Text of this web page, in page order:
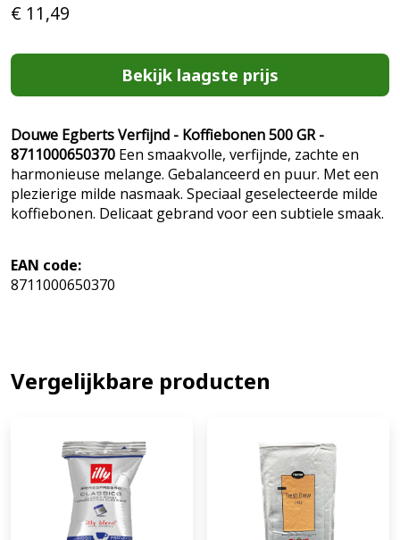
€ 11,49
Bekijk laagste prijs
Douwe Egberts Verfijnd - Koffiebonen 500 GR -
8711000650370 Een smaakvolle, verfijnde, zachte en
harmonieuse melange. Gebalanceerd en puur. Met een
plezierige milde nasmaak. Speciaal geselecteerde milde
koffiebonen. Delicaat gebrand voor een subtiele smaak.
EAN code:
8711000650370
Vergelijkbare producten